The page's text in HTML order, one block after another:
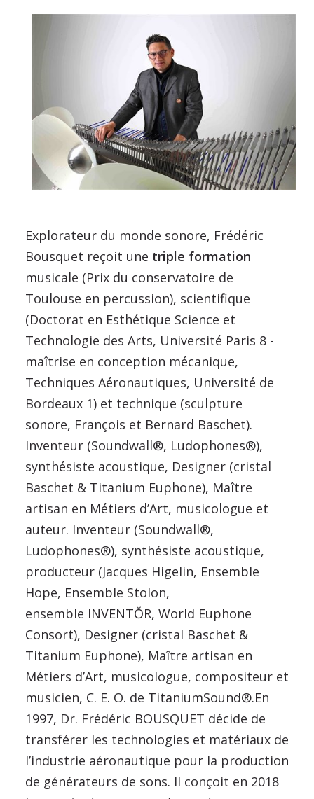
Explorateur du monde sonore, Frédéric
Bousquet reçoit une triple formation
musicale (Prix du conservatoire de
Toulouse en percussion), scientifique
(Doctorat en Esthétique Science et
Technologie des Arts, Université Paris 8 -
maîtrise en conception mécanique,
Techniques Aéronautiques, Université de
Bordeaux 1) et technique (sculpture
sonore, François et Bernard Baschet).
Inventeur (Soundwall®, Ludophones®),
synthésiste acoustique, Designer (cristal
Baschet & Titanium Euphone), Maître
artisan en Métiers d’Art, musicologue et
auteur. Inventeur (Soundwall®,
Ludophones®), synthésiste acoustique,
producteur (Jacques Higelin, Ensemble
Hope, Ensemble Stolon,
ensemble INVENTŎR, World Euphone
Consort), Designer (cristal Baschet &
Titanium Euphone), Maître artisan en
Métiers d’Art, musicologue, compositeur et
musicien, C. E. O. de TitaniumSound®.En
1997, Dr. Frédéric BOUSQUET décide de
transférer les technologies et matériaux de
l’industrie aéronautique pour la production
de générateurs de sons. Il conçoit en 2018